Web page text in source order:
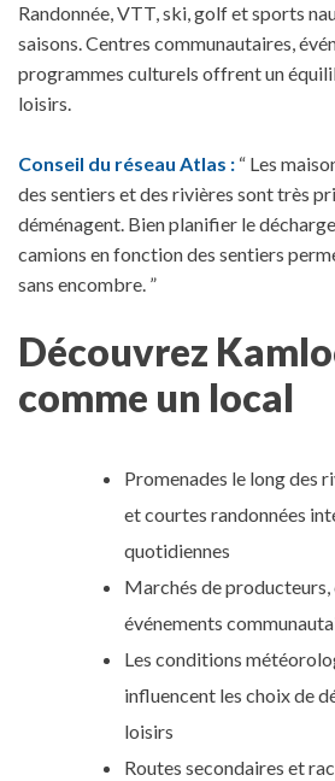
Randonnée, VTT, ski, golf et sports
saisons. Centres communautaires,
programmes culturels offrent un
loisirs.
Conseil du réseau Atlas : “ Les
des sentiers et des rivières sont très
déménagent. Bien planifier le
camions en fonction des sentiers
sans encombre. ”
Découvrez
comme un local
Promenades le long des
et courtes randonnées
quotidiennes
Marchés de
événements
Les conditions
influencent les choix de
loisirs
Routes secondaires et